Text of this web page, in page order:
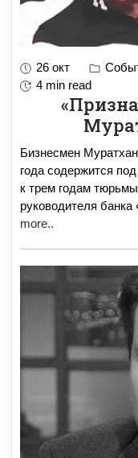
26 окт
4 min read
Бизнесмен
года содержится
к трем годам
руководителя
more..